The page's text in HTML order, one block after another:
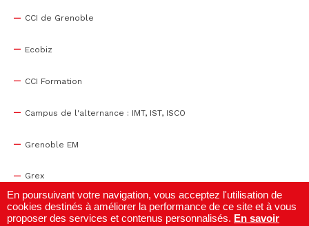
CCI de Grenoble
Ecobiz
CCI Formation
Campus de l'alternance : IMT, IST, ISCO
Grenoble EM
Grex
WTC Grenoble
En poursuivant votre navigation, vous acceptez l'utilisation de
cookies destinés à améliorer la performance de ce site et à vous
proposer des services et contenus personnalisés. En savoir